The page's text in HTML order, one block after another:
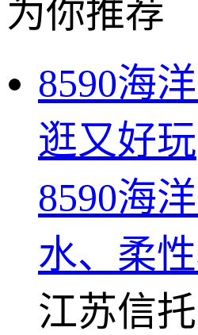
为你推荐
8590海
逛又好玩
8590海
水、柔
江苏信托